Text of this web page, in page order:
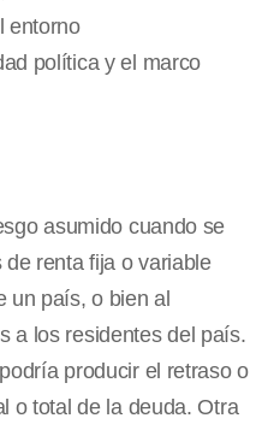
entorno
política y el marco
asumido cuando se
renta fija o variable
un país, o bien al
a los residentes del país.
producir el retraso o
o total de la deuda. Otra